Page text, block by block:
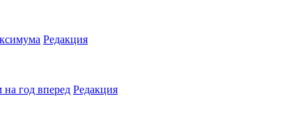
Редакция
год вперед Редакция